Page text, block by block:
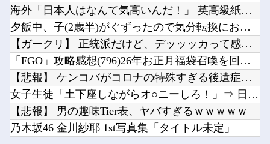
Powered by livedoor 相互RSS
海外「日本人はなんて気高いんだ！」 英高級紙も驚愕した極限の...
夕飯中、子(2歳半)がぐずったので気分転換にお風呂に入れて出...
【ガークリ】 正統派だけど、デッッッカって感じの水着のマネ、...
「FGO」攻略感想(796)26年お正月福袋召喚を回してみた...
【悲報】 ケンコバがコロナの特殊すぎる後遺症に苦しんでいる模...
女子生徒「土下座しながらオ○ニーしろ！」⇒ 日本の男子生徒へ...
【悲報】 男の趣味Tier表、ヤバすぎるｗｗｗｗｗ
乃木坂46 金川紗耶 1st写真集「タイトル未定」